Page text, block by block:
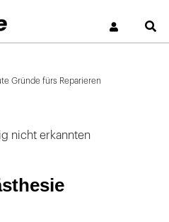
Gründe fürs Reparieren
nicht erkannten